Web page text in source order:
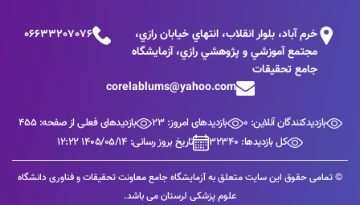
خرم آباد، بلوار انقلاب، انتهاي خيابان رازي،
مجتمع آموزشي و پژوهشي رازي، آزمايشگاه
جامع تحقيقات
06633207076
corelablums@yahoo.com
بازدیدکنندگان آنلاین: 0 بازدیدهای امروز: 23
بازدیدهای فعلی از صفحه: 455
کل بازدیدها: 32340
تاریخ بروز رسانی: 1405/05/14 12:22
© تمامی حقوق این سایت متعلق به آزمایشگاه جامع معاونت تحقیقات و فناوری دانشگاه
علوم پزشکی لرستان می باشد.